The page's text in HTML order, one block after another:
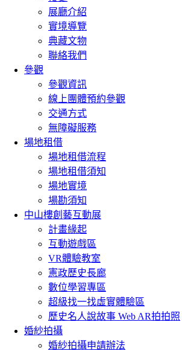
展廳介紹
實境導覽
典藏文物
聯絡我們
參觀
參觀資訊
線上團體預約參觀
交通方式
無障礙服務
場地租借
場地租借流程
場地租借須知
場地實境
場勘須知
中山樓創藝互動展
計畫緣起
互動遊戲區
VR體驗教室
憲政歷史長廊
數位學習專區
超級找一找虛實體驗區
歷史名人說故事 Web AR拍拍照
婚紗拍攝
婚紗拍攝申請辦法